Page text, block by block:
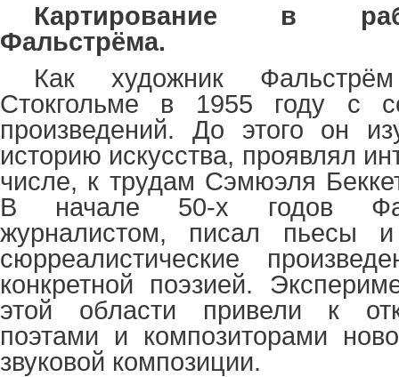
Картирование в
Фальстрёма.
Как художник
Стокгольме в 1955 году с
произведений. До этого он
историю искусства, проявлял
числе, к трудам Сэмюэля
В начале 50-х годов
журналистом, писал пьесы
сюрреалистические
конкретной поэзией.
этой области привели к
поэтами и композиторами
звуковой композиции.